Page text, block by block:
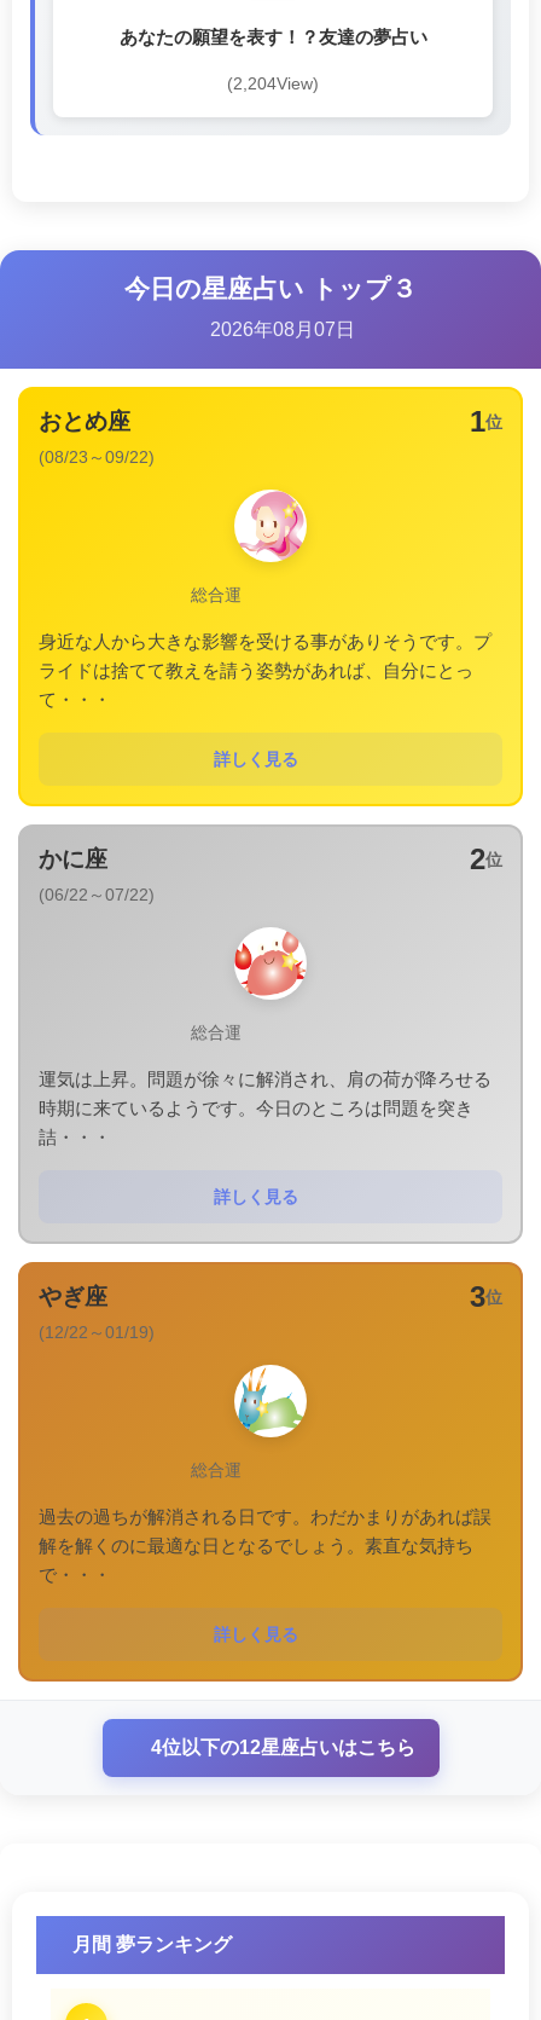
あなたの願望を表す！？友達の夢占い
(2,204View)
今日の星座占い トップ３
2026年08月07日
1位
おとめ座
(08/23～09/22)
総合運
身近な人から大きな影響を受ける事がありそうです。プ
ライドは捨てて教えを請う姿勢があれば、自分にとっ
て・・・
詳しく見る
2位
かに座
(06/22～07/22)
総合運
運気は上昇。問題が徐々に解消され、肩の荷が降ろせる
時期に来ているようです。今日のところは問題を突き
詰・・・
詳しく見る
3位
やぎ座
(12/22～01/19)
総合運
過去の過ちが解消される日です。わだかまりがあれば誤
解を解くのに最適な日となるでしょう。素直な気持ち
で・・・
詳しく見る
4位以下の12星座占いはこちら
月間 夢ランキング